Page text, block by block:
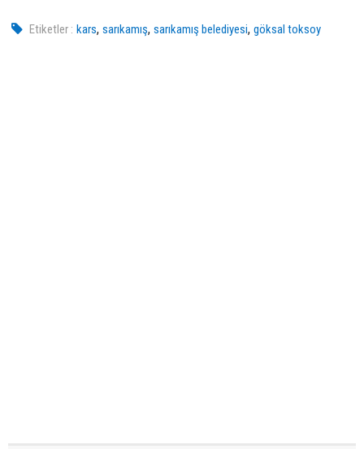
Etiketler : kars,sarıkamış,sarıkamış belediyesi,göksal toksoy